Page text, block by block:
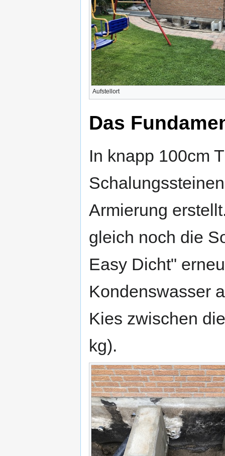
Aufstellort
Das
In knapp 100cm
Armierung
gleich noch die
Easy Dicht"
Kondenswasser
Kies zwischen
kg).